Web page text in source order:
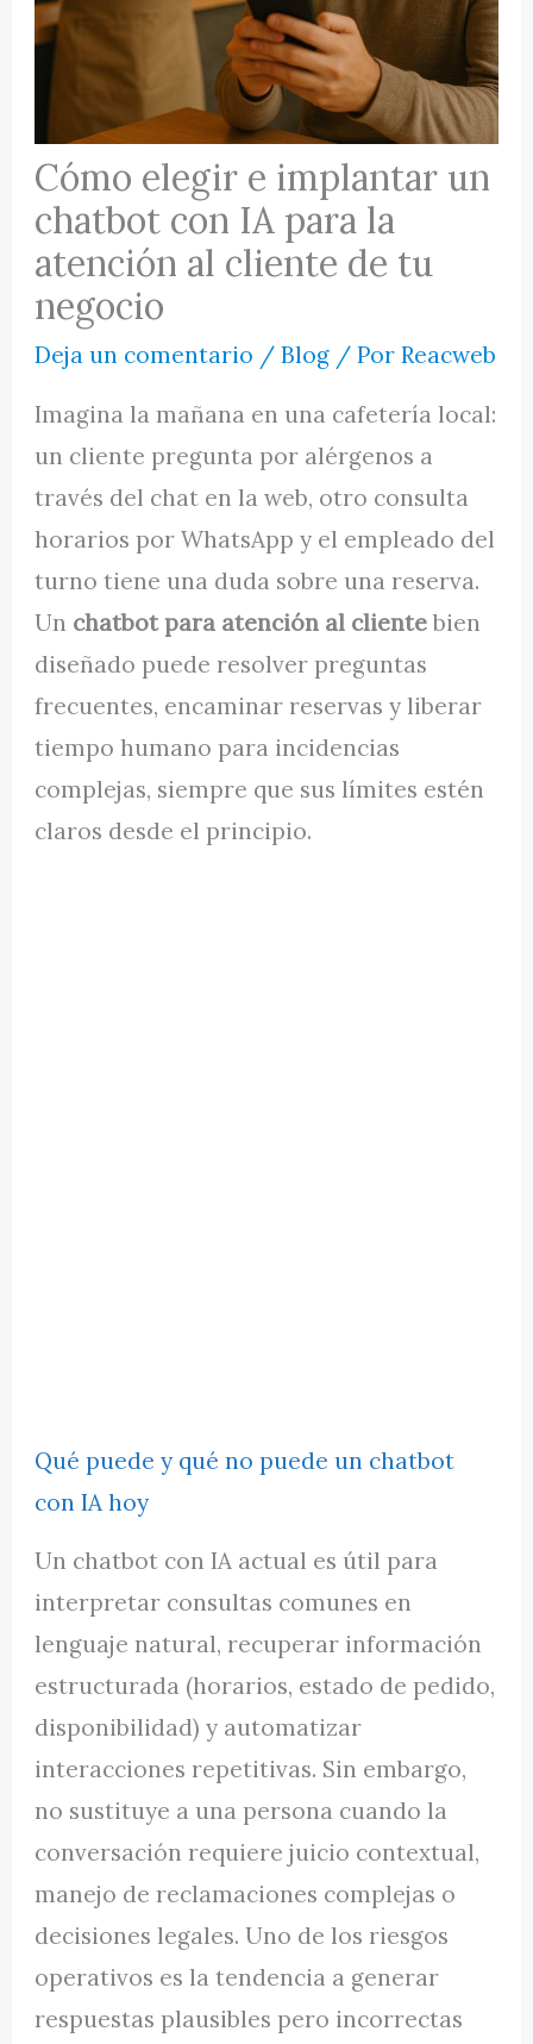
Cómo elegir e implantar un
chatbot con IA para la
atención al cliente de tu
negocio
Deja un comentario /Blog / PorReacweb
Imagina la mañana en una cafetería local:
un cliente pregunta por alérgenos a
través del chat en la web, otro consulta
horarios por WhatsApp y el empleado del
turno tiene una duda sobre una reserva.
Un chatbot para atención al clientebien
diseñado puede resolver preguntas
frecuentes, encaminar reservas y liberar
tiempo humano para incidencias
complejas, siempre que sus límites estén
claros desde el principio.
Qué puede y qué no puede un chatbot
con IA hoy
Un chatbot con IA actual es útil para
interpretar consultas comunes en
lenguaje natural, recuperar información
estructurada (horarios, estado de pedido,
disponibilidad) y automatizar
interacciones repetitivas. Sin embargo,
no sustituye a una persona cuando la
conversación requiere juicio contextual,
manejo de reclamaciones complejas o
decisiones legales. Uno de los riesgos
operativos es la tendencia a generar
respuestas plausibles pero incorrectas
MI CUENTA